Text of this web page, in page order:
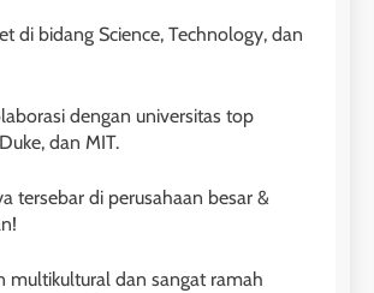
di bidang Science, Technology, dan
dengan universitas top
dan MIT.
tersebar di perusahaan besar &
multikultural dan sangat ramah